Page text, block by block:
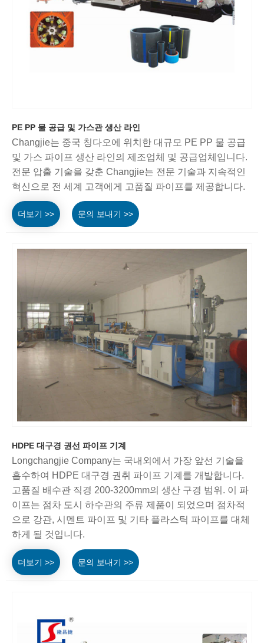
PE PP 물 공급 및 가스관 생산 라인
Changjie는 중국 칭다오에 위치한 대규모 PE PP 물 공급
및 가스 파이프 생산 라인의 제조업체 및 공급업체입니다.
전문 압출 기술을 갖춘 Changjie는 전문 기술과 지속적인
혁신으로 전 세계 고객에게 고품질 파이프를 제공합니다.
더보기 >> 문의 보내기 >>
HDPE 대구경 권선 파이프 기계
Longchangjie Company는 국내외에서 가장 앞선 기술을
흡수하여 HDPE 대구경 권취 파이프 기계를 개발합니다.
고품질 배수관 직경 200-3200mm의 생산 구경 범위. 이 파
이프는 점차 도시 하수관의 주류 제품이 되었으며 점차적
으로 강관, 시멘트 파이프 및 기타 플라스틱 파이프를 대체
하게 될 것입니다.
더보기 >> 문의 보내기 >>